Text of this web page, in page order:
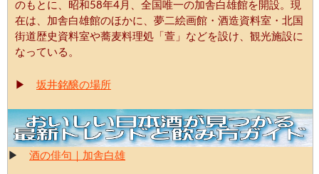
のもとに、昭和58年4月、全国唯一の加舎白雄館を開設。現
在は、加舎白雄館のほかに、夢二絵画館・酒造資料室・北国
街道歴史資料室や蕎麦料理処「萱」などを設け、観光施設に
なっている。
▶ 坂井銘醸の場所
▶ 酒の俳句｜加舎白雄